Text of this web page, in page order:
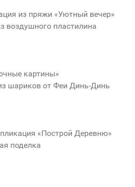
из пряжи «Уютный вечер»
воздушного пластилина
картины»
шариков от Феи Динь-Динь
«Построй Деревню»
поделка